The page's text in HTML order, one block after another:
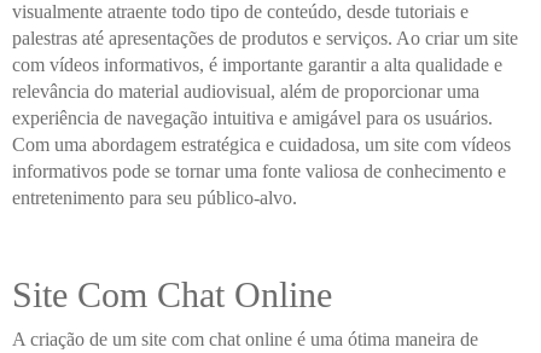
visualmente atraente todo tipo de conteúdo, desde tutoriais e
palestras até apresentações de produtos e serviços. Ao criar um site
com vídeos informativos, é importante garantir a alta qualidade e
relevância do material audiovisual, além de proporcionar uma
experiência de navegação intuitiva e amigável para os usuários.
Com uma abordagem estratégica e cuidadosa, um site com vídeos
informativos pode se tornar uma fonte valiosa de conhecimento e
entretenimento para seu público-alvo.
Site Com Chat Online
A criação de um site com chat online é uma ótima maneira de